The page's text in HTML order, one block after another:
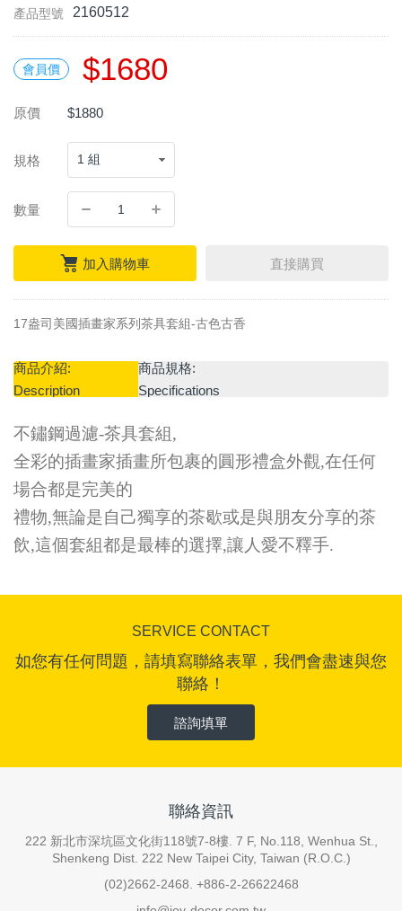
產品型號 2160512
會員價 $1680
原價 $1880
規格
數量
加入購物車 直接購買
17盎司美國插畫家系列茶具套組-古色古香
商品介紹:
Description
商品規格:
Specifications
不鏽鋼過濾-茶具套組,
全彩的插畫家插畫所包裹的圓形禮盒外觀,在任何
場合都是完美的
禮物,無論是自己獨享的茶歇或是與朋友分享的茶
飲,這個套組都是最棒的選擇,讓人愛不釋手.
SERVICE CONTACT
如您有任何問題，請填寫聯絡表單，我們會盡速與您
聯絡！
諮詢填單
聯絡資訊
222 新北市深坑區文化街118號7-8樓. 7 F, No.118, Wenhua St.,
Shenkeng Dist. 222 New Taipei City, Taiwan (R.O.C.)
(02)2662-2468. +886-2-26622468